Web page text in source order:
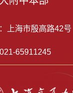
上海市殷高路42号
65911245